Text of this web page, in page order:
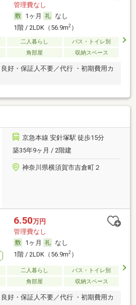
管理費なし
1ヶ月
なし
1階 / 2LDK（56.9m2）
二人暮らし
バス・トイレ別
角部屋 収納スペース
好・保証人不要／代行 ・初期費用カ
京急本線 安針塚駅 徒歩15分
築35年9ヶ月 / 2階建
神奈川県横須賀市吉倉町２
6.50万円
管理費なし
1ヶ月
なし
1階 / 2LDK（56.9m2）
二人暮らし
バス・トイレ別
角部屋 収納スペース
好・保証人不要／代行 ・初期費用カ